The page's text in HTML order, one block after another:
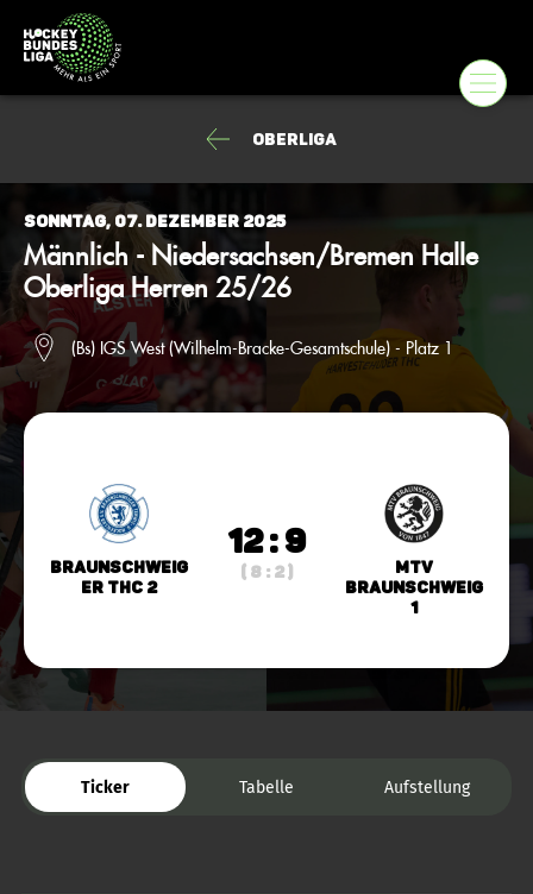
Oberliga
Sonntag, 07. Dezember 2025
Männlich - Niedersachsen/Bremen Halle
Oberliga Herren 25/26
(Bs) IGS West (Wilhelm-Bracke-Gesamtschule) - Platz 1
Braunschweig
er THC 2
12 : 9
( 8 : 2 )
MTV
Braunschweig
1
Ticker Tabelle Aufstellung